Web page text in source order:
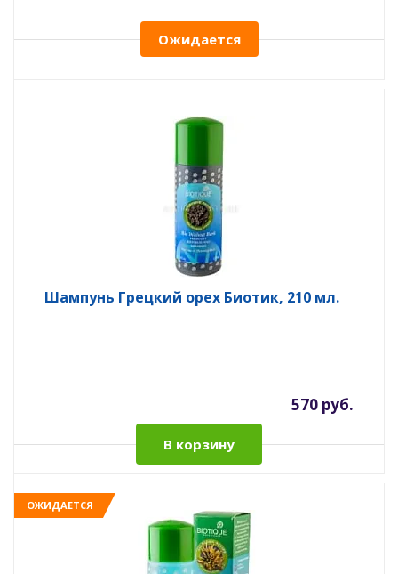
Ожидается
Шампунь Грецкий орех Биотик, 210 мл.
570 руб.
В корзину
ОЖИДАЕТСЯ